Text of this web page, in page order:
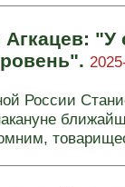
Агкацев:
России